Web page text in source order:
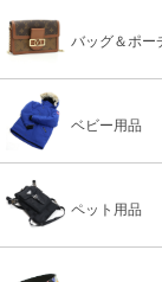
バッグ＆ポー
ベビー用品
ペット用品